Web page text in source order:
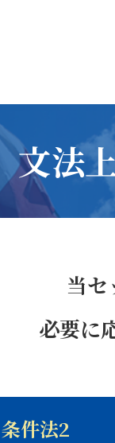
文法
当
必要に
件法2